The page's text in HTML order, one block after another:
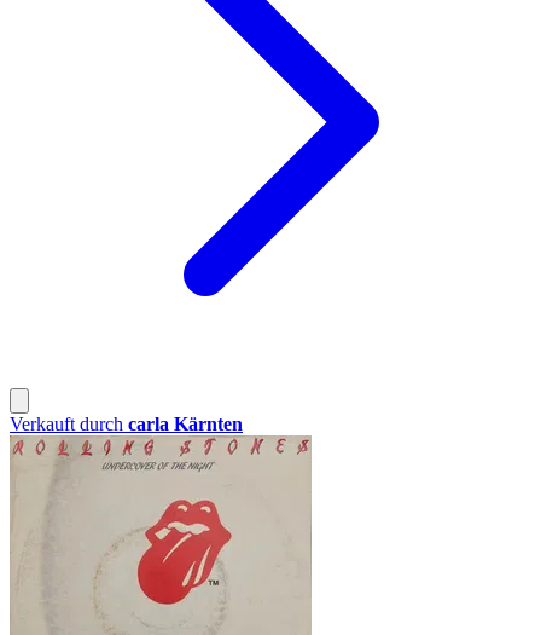
Verkauft durch carla Kärnten